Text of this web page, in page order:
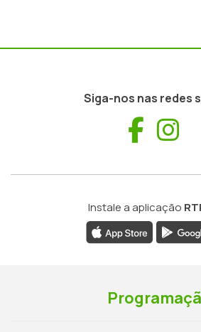
Siga-nos nas redes
Instale a aplicação